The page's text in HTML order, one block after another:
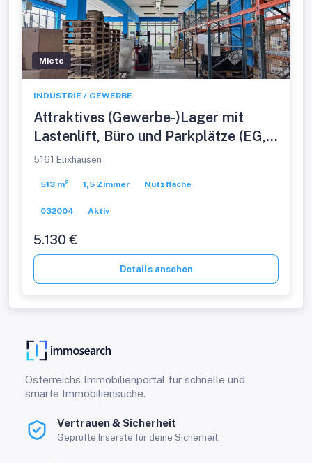
Miete
INDUSTRIE / GEWERBE
Attraktives (Gewerbe-)Lager mit
Lastenlift, Büro und Parkplätze (EG,
513qm)
5161 Elixhausen
513 m² 1,5 Zimmer Nutzfläche
032004 Aktiv
5.130 €
Details ansehen
Österreichs Immobilienportal für schnelle und
smarte Immobiliensuche.
Vertrauen & Sicherheit
Geprüfte Inserate für deine Sicherheit.